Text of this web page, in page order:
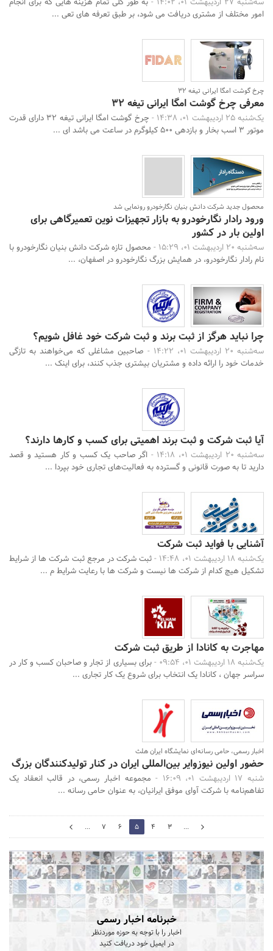
امور مختلف از مشتری دریافت می شود، بر طبق تعرفه های تعی ...
چرخ گوشت امگا ایرانی تیغه 32
معرفی چرخ گوشت امگا ایرانی تیغه 32
یک‌شنبه 25 اردیبهشت 01، 14:38 -
چرخ گوشت امگا ایرانی تیغه 32 دارای قدرت
موتور 3 اسب بخار و بازدهی 500 کیلوگرم در ساعت می باشد ای ...
محصول جدید شرکت دانش بنیان نگارخودرو رونمایی شد
ورود رادار نگارخودرو به بازار تجهیزات نوین تعمیرگاهی برای
اولین بار در کشور
سه‌شنبه 20 اردیبهشت 01، 15:29 -
محصول تازه شرکت دانش بنیان نگارخودرو با
نام رادار نگارخودرو، در همایش بزرگ نگارخودرو در اصفهان، ...
چرا نباید هرگز از ثبت برند و ثبت شرکت خود غافل شویم؟
سه‌شنبه 20 اردیبهشت 01، 14:22 -
صاحبین مشاغلی که می‌خواهند به تازگی
خدمات خود را ارائه داده و مشتریان بیشتری جذب کنند، برای اینک ...
آیا ثبت شرکت و ثبت برند اهمیتی برای کسب و کارها دارند؟
سه‌شنبه 20 اردیبهشت 01، 14:18 -
اگر صاحب یک کسب و کار هستید و قصد
دارید تا به صورت قانونی و گسترده به فعالیت‌های تجاری خود بپردا ...
آشنایی با فواید ثبت شرکت
یک‌شنبه 18 اردیبهشت 01، 14:48 -
ثبت شرکت در مرجع ثبت شرکت ها از شرایط
تشکیل هیچ کدام از شرکت ها نیست و شرکت ها با رعایت شرایط م ...
مهاجرت به کانادا از طریق ثبت شرکت
یک‌شنبه 18 اردیبهشت 01، 09:54 -
برای بسیاری از تجار و صاحبان کسب و کار در
سراسر جهان ، کانادا یک انتخاب برای شروع یک کار تجاری ...
اخبار رسمی، حامی رسانه‌ای نمایشگاه ایران هلث
حضور اولین نیوزوایر بین‌المللی ایران در کنار تولید‌کنندگان بزرگ
شنبه 17 اردیبهشت 01، 16:09 -
مجموعه اخبار رسمی، در قالب انعقاد یک
تفاهم‌نامه با شرکت آوای موفق ایرانیان، به عنوان حامی رسانه‌ ...
4
...
3
4
5
6
7
...
6
خبرنامه اخبار رسمی
اخبار را با توجه به حوزه موردنظر
در ایمیل خود دریافت کنید